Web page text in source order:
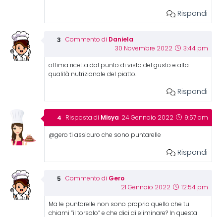
Rispondi
Commento di Daniela
30 Novembre 2022 3:44 pm
ottima ricetta dal punto di vista del gusto e alta
qualità nutrizionale del piatto.
Rispondi
Risposta di Misya 24 Gennaio 2022 9:57 am
@gero ti assicuro che sono puntarelle
Rispondi
Commento di Gero
21 Gennaio 2022 12:54 pm
Ma le puntarelle non sono proprio quello che tu
chiami “il torsolo” e che dici di eliminare? In questa